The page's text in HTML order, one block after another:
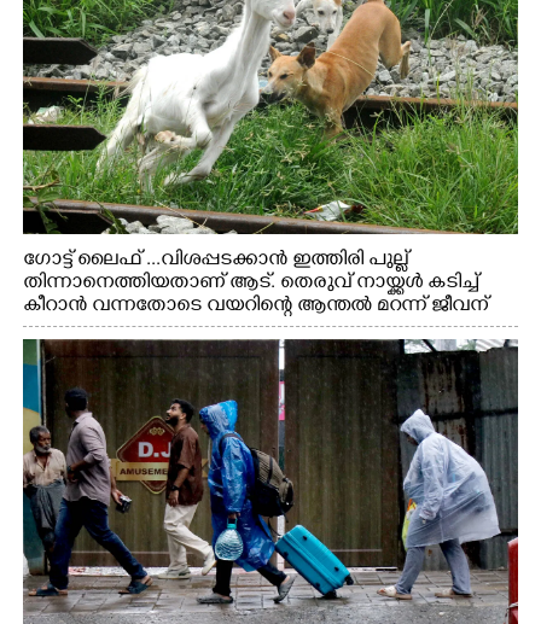
ഗോട്ട് ലൈഫ് ...വിശപ്പടക്കാൻ ഇത്തിരി പുല്ല്
തിന്നാനെത്തിയതാണ് ആട്. തെരുവ് നായ്ക്കൾ കടിച്ച്
കീറാൻ വന്നതോടെ വയറിന്റെ ആന്തൽ മറന്ന് ജീവന്
വേണ്ടിയായി ഓട്ടം. എറണാകുളം വാത്തുരുത്തിയിൽ
നിന്നുള്ള കാഴ്ച